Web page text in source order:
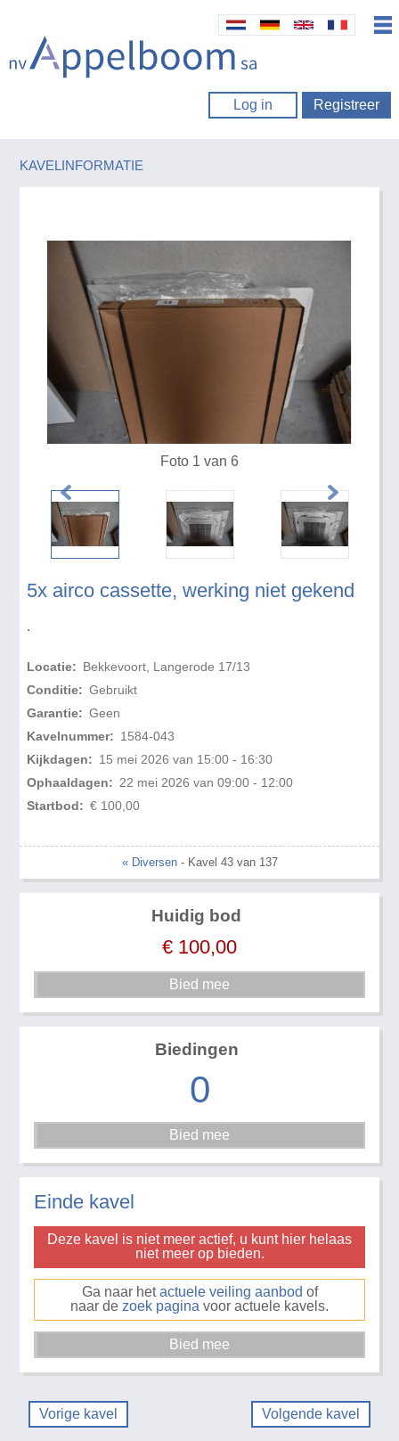
Log in Registreer
KAVELINFORMATIE
5x airco cassette, werking niet gekend
.
Locatie: Bekkevoort, Langerode 17/13
Conditie: Gebruikt
Garantie: Geen
Kavelnummer: 1584-043
Kijkdagen: 15 mei 2026 van 15:00 - 16:30
Ophaaldagen: 22 mei 2026 van 09:00 - 12:00
Startbod: € 100,00
Foto 1 van 6
« Diversen- Kavel 43 van 137
Huidig bod
€ 100,00
Biedingen
0
Einde kavel
Deze kavel is niet meer actief, u kunt hier helaas
niet meer op bieden.
Ga naar hetactuele veiling aanbod of
naar de zoek pagina voor actuele kavels.
Vorige kavel Volgende kavel